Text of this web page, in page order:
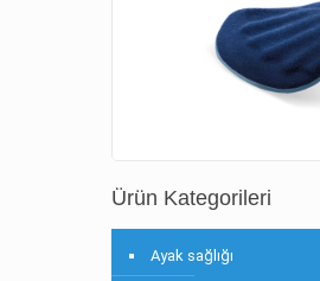
Ürün Kategorileri
Ayak sağlığı